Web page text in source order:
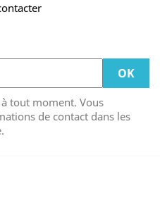
tout moment. Vous
de contact dans les